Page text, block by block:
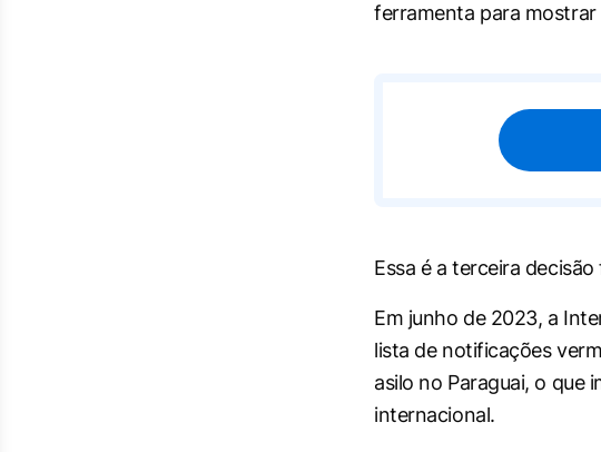
ferramenta para mostrar
Essa é a terceira
Em junho de 2023, a
lista de notificações
asilo no Paraguai, o que
internacional.